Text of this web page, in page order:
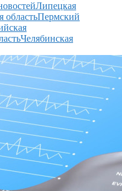
Липецкая
областьПермский
Челябинская